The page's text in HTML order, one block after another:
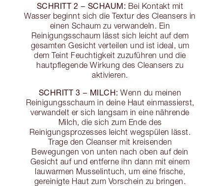
SCHRITT 2 − SCHAUM: Bei Kontakt mit
Wasser beginnt sich die Textur des Cleansers in
einen Schaum zu verwandeln. Ein
Reinigungsschaum lässt sich leicht auf dem
gesamten Gesicht verteilen und ist ideal, um
dem Teint Feuchtigkeit zuzuführen und die
hautpflegende Wirkung des Cleansers zu
aktivieren.
SCHRITT 3 − MILCH: Wenn du meinen
Reinigungsschaum in deine Haut einmassierst,
verwandelt er sich langsam in eine nährende
Milch, die sich zum Ende des
Reinigungsprozesses leicht wegspülen lässt.
Trage den Cleanser mit kreisenden
Bewegungen von unten nach oben auf dein
Gesicht auf und entferne ihn dann mit einem
lauwarmen Musselintuch, um eine frische,
gereinigte Haut zum Vorschein zu bringen.